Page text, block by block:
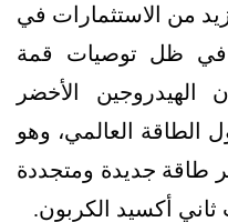
من الاستثمارات في
في ظل توصيات قمة
مؤكدًا أن الهيدروجين الأخضر
العالمي، وهو
طاقة جديدة ومتجددة
ثاني أكسيد الكربون.